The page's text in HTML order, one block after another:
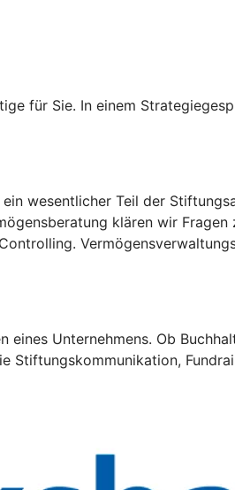
für Sie. In einem
wesentlicher Teil der
klären wir Fragen
Unternehmens. Ob
Stiftungskommunikation,